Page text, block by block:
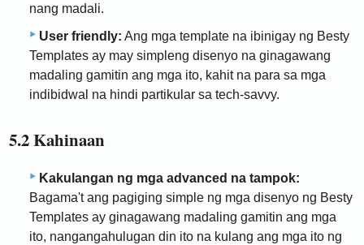
nang madali.
User friendly: Ang mga template na ibinigay ng Besty
Templates ay may simpleng disenyo na ginagawang
madaling gamitin ang mga ito, kahit na para sa mga
indibidwal na hindi partikular sa tech-savvy.
5.2 Kahinaan
Kakulangan ng mga advanced na tampok:
Bagama't ang pagiging simple ng mga disenyo ng Besty
Templates ay ginagawang madaling gamitin ang mga
ito, nangangahulugan din ito na kulang ang mga ito ng